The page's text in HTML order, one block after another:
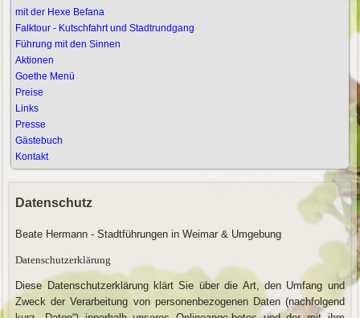
mit der Hexe Befana
Falktour - Kutschfahrt und Stadtrundgang
Führung mit den Sinnen
Aktionen
Goethe Menü
Preise
Links
Presse
Gästebuch
Kontakt
Datenschutz
Beate Hermann - Stadtführungen in Weimar & Umgebung
Datenschutzerklärung
Diese Datenschutzerklärung klärt Sie über die Art, den Umfang und
Zweck der Verarbeitung von personenbezogenen Daten (nachfolgend